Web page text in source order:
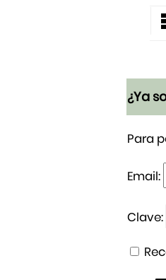
¿Ya
Para
Email:
Clave: